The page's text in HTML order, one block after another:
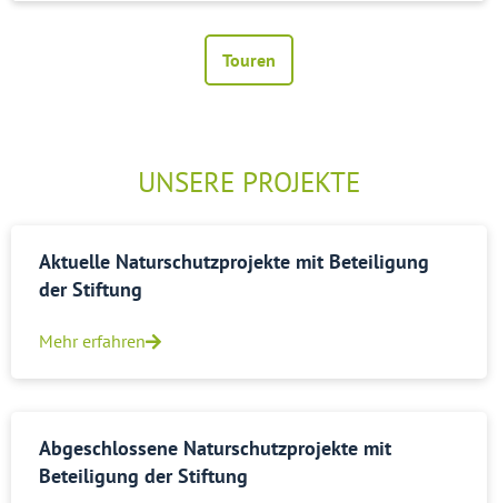
Touren
UNSERE PROJEKTE
Aktuelle Naturschutzprojekte mit Beteiligung
der Stiftung
Mehr erfahren
Abgeschlossene Naturschutzprojekte mit
Beteiligung der Stiftung